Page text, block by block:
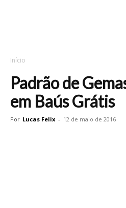
Início
Padrão de
em Baús Grátis
Por Lucas Felix - 12 de maio de 2016